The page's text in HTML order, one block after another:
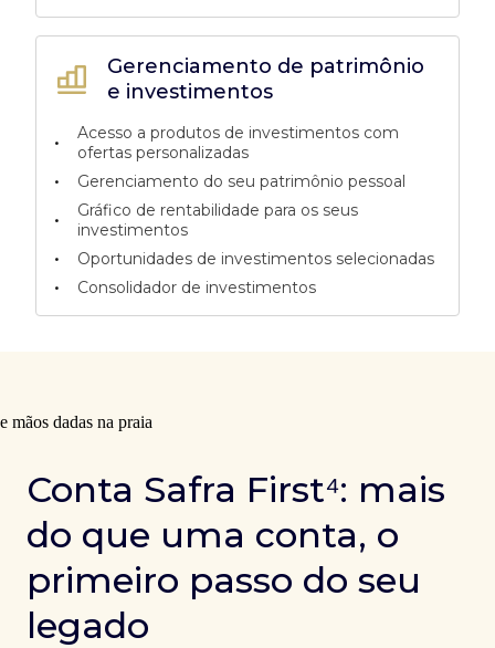
Gerenciamento de patrimônio
e investimentos
•
Acesso a produtos de investimentos com
ofertas personalizadas
• Gerenciamento do seu patrimônio pessoal
•
Gráfico de rentabilidade para os seus
investimentos
• Oportunidades de investimentos selecionadas
• Consolidador de investimentos
Conta Safra First⁴: mais
do que uma conta, o
primeiro passo do seu
legado